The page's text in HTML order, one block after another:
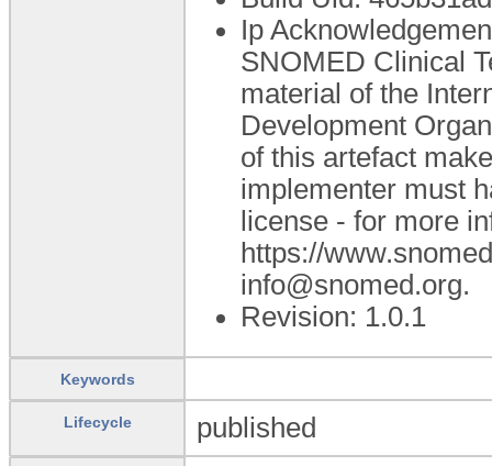
Ip
SNOMED Clinical
material of the
Development
of this artefact
implementer must
license - for more
https://
info@snomed.org.
Revision: 1.0.1
Keywords
Lifecycle published